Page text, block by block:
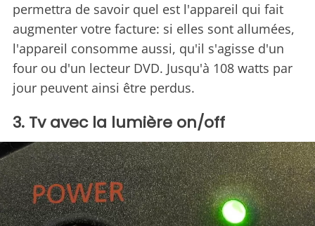
permettra de savoir quel est l'appareil qui fait
augmenter votre facture: si elles sont allumées,
l'appareil consomme aussi, qu'il s'agisse d'un
four ou d'un lecteur DVD. Jusqu'à 108 watts par
jour peuvent ainsi être perdus.
3. Tv avec la lumière on/off